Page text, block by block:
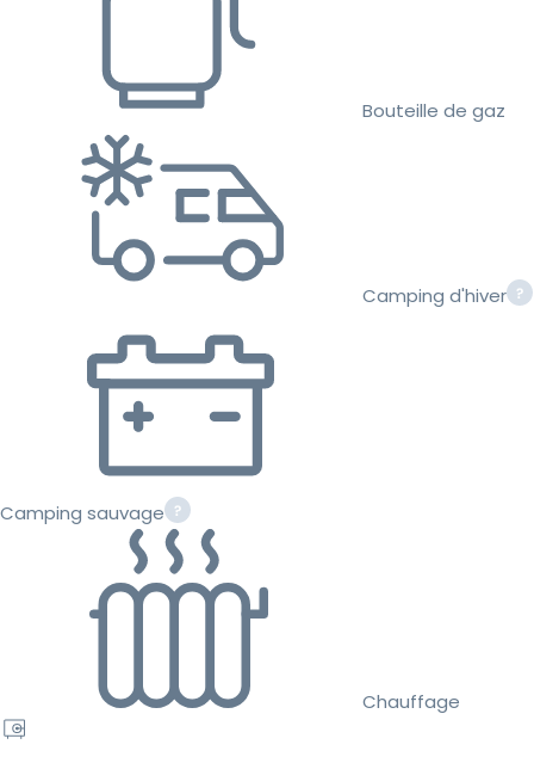
Bouteille de gaz
Camping d'hiver
Camping sauvage
Chauffage